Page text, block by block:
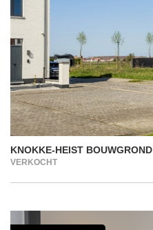
KNOKKE-HEIST BOUWGROND
VERKOCHT